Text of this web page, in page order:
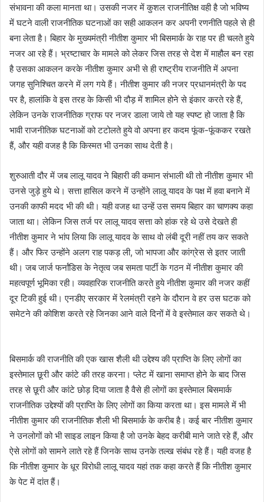
संभावना की कला मानता था। उसकी नजर में कुशल राजनीतिक्ष वही है जो भविष्य
में घटने वाली राजनीतिक घटनाओं का सही आकलन कर अपनी रणनीति पहले से ही
बना लेता है। बिहार के मुख्यमंत्री नीतीश कुमार भी बिसमार्क के राह पर ही चलते हुये
नजर आ रहे हैं। भ्रष्टाचार के मामले को लेकर जिस तरह से देश में माहौल बन रहा
है उसका आकलन करके नीतीश कुमार अभी से ही राष्ट्रीय राजनीति में अपना
जगह सुनिश्चित करने में लग गये हैं। नीतीश कुमार की नजर प्रधानमंत्री के पद
पर है, हालांकि वे इस तरह के किसी भी दौड़ में शामिल होने से इंकार करते रहे हैं,
लेकिन उनके राजनीतिक ग्राफ पर नजर डाला जाये तो यह स्पष्ट हो जाता है कि
भावी राजनीतिक घटनाओं को टटोलते हुये वो अपना हर कदम फूंक-फूंककर रखते
हैं, और यही वजह है कि किस्मत भी उनका साथ देती है।
शुरुआती दौर में जब लालू यादव ने बिहारी की कमान संभाली थी तो नीतीश कुमार भी
उनसे जुड़े हुये थे। सत्ता हासिल करने में उन्होंने लालू यादव के पक्ष में हवा बनाने में
उनकी काफी मदद भी की थी। यही वजह था उन्हें उस समय बिहार का चाणक्य कहा
जाता था। लेकिन जिस तर्ज पर लालू यादव सत्ता को हांक रहे थे उसे देखते ही
नीतीश कुमार ने भांप लिया कि लालू यादव के साथ वो लंबी दूरी नहीं तय कर सकते
हैं। और फिर उन्होंने अलग राह पकड़ ली, जो भापजा और कांग्रेस से इतर जाती
थी। जब जार्ज फर्नांडिस के नेतृत्व जब समता पार्टी के गठन में नीतीश कुमार की
महत्वपूर्ण भूमिका रही। व्यवहारिक राजनीति करते हुये नीतीश कुमार की नजर कहीं
दूर टिकी हुई थी। एनडीए सरकार में रेलमंत्री रहने के दौरान वे हर उस घटक को
समेटने की कोशिश करते रहे जिनका आने वाले दिनों में वे इस्तेमाल कर सकते थे।
बिसमार्क की राजनीति की एक खास शैली थी उद्देश्य की प्राप्ति के लिए लोगों का
इस्तेमाल छूरी और कांटे की तरह करना। प्लेट में खाना समाप्त होने के बाद जिस
तरह से छूरी और कांटे छोड़ दिया जाता है वैसे ही लोगों का इस्तेमाल बिसमार्क
राजनीतिक उद्देश्यों की प्राप्ति के लिए लोगों का किया करता था। इस मामले में भी
नीतीश कुमार की राजनीतिक शैली भी बिसमार्क के करीब है। कई बार नीतीश कुमार
ने उनलोगों को भी साइड लाइन किया है जो उनके बेहद करीबी माने जाते रहे हैं, और
ऐसे लोगों को सामने लाते रहे हैं जिनके साथ उनके तल्ख संबंध रहे हैं। यही वजह है
कि नीतीश कुमार के धूर विरोधी लालू यादव यहां तक कहा करते हैं कि नीतीश कुमार
के पेट में दांत हैं।